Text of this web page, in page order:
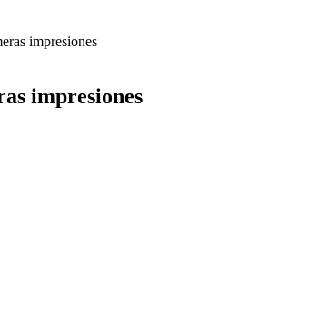
impresiones
impresiones